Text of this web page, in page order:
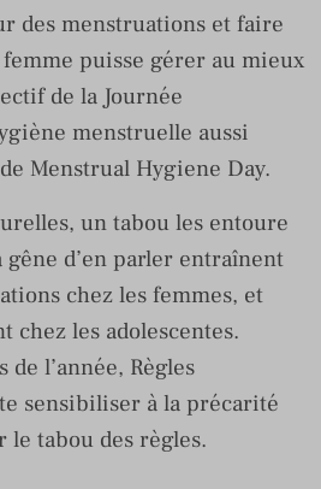
des menstruations et faire
puisse gérer au mieux
de la Journée
menstruelle aussi
Menstrual Hygiene Day.
un tabou les entoure
d’en parler entraînent
chez les femmes, et
les adolescentes.
de l’année, Règles
sensibiliser à la précarité
tabou des règles.